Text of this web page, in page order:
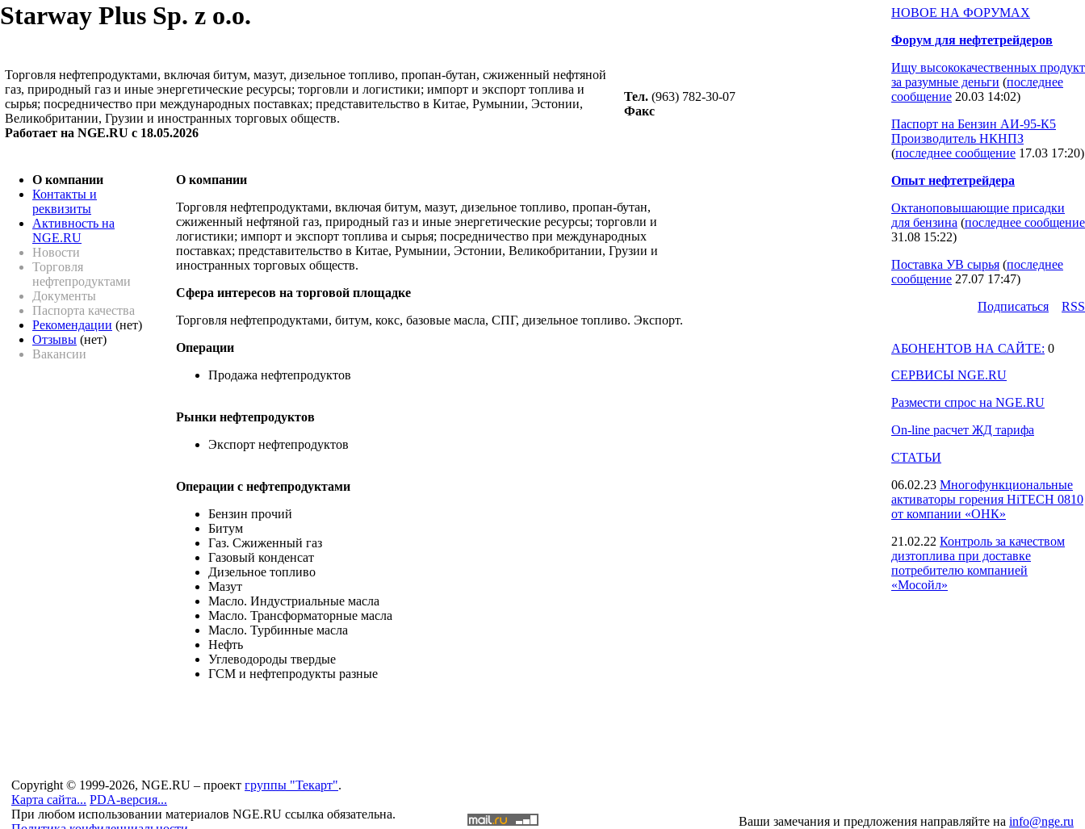
Starway Plus Sp. z o.o.
Торговля нефтепродуктами, включая битум, мазут, дизельное топливо, пропан-бутан, сжиженный нефтяной
газ, природный газ и иные энергетические ресурсы; торговли и логистики; импорт и экспорт топлива и
сырья; посредничество при международных поставках; представительство в Китае, Румынии, Эстонии,
Великобритании, Грузии и иностранных торговых обществ.
Работает на NGE.RU с 18.05.2026
Тел. (963) 782-30-07
Факс
О компании
Контакты и
реквизиты
Активность на
NGE.RU
Новости
Торговля
нефтепродуктами
Документы
Паспорта качества
Рекомендации (нет)
Отзывы (нет)
Вакансии
О компании
Торговля нефтепродуктами, включая битум, мазут, дизельное топливо, пропан-бутан,
сжиженный нефтяной газ, природный газ и иные энергетические ресурсы; торговли и
логистики; импорт и экспорт топлива и сырья; посредничество при международных
поставках; представительство в Китае, Румынии, Эстонии, Великобритании, Грузии и
иностранных торговых обществ.
Сфера интересов на торговой площадке
Торговля нефтепродуктами, битум, кокс, базовые масла, СПГ, дизельное топливо. Экспорт.
Операции
Продажа нефтепродуктов
Рынки нефтепродуктов
Экспорт нефтепродуктов
Операции c нефтепродуктами
Бензин прочий
Битум
Газ. Сжиженный газ
Газовый конденсат
Дизельное топливо
Мазут
Масло. Индустриальные масла
Масло. Трансформаторные масла
Масло. Турбинные масла
Нефть
Углеводороды твердые
ГСМ и нефтепродукты разные
НОВОЕ НА ФОРУМАХ
Форум для нефтетрейдеров
Ищу высококачественных продукт
за разумные деньги (последнее
сообщение 20.03 14:02)
Паспорт на Бензин АИ-95-К5
Производитель НКНПЗ
(последнее сообщение 17.03 17:20)
Опыт нефтетрейдера
Октаноповышающие присадки
для бензина (последнее сообщение
31.08 15:22)
Поставка УВ сырья (последнее
сообщение 27.07 17:47)
Подпиcаться
RSS
АБОНЕНТОВ НА САЙТЕ: 0
СЕРВИСЫ NGE.RU
Размести спрос на NGE.RU
On-line расчет ЖД тарифа
СТАТЬИ
06.02.23 Многофункциональные
активаторы горения HiTECH 0810
от компании «ОНК»
21.02.22 Контроль за качеством
дизтоплива при доставке
потребителю компанией
«Мосойл»
Copyright © 1999-2026, NGE.RU – проект группы "Текарт".
Карта сайта... PDA-версия...
При любом использовании материалов NGE.RU ссылка обязательна.
Ваши замечания и предложения направляйте на info@nge.ru